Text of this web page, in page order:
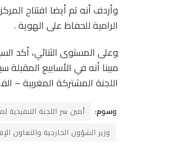
وأردف أنه تم أيضا افتتاح
الرامية للحفاظ على الهوية .
وعلى المستوى الثنائي، أكد
مبينا أنه في الأسابيع المقبلة
اللجنة المشتركة المغربية –
وسوم: أمين سر اللجنة التنفيذية
وزير الشؤون الخارجية والتعاون